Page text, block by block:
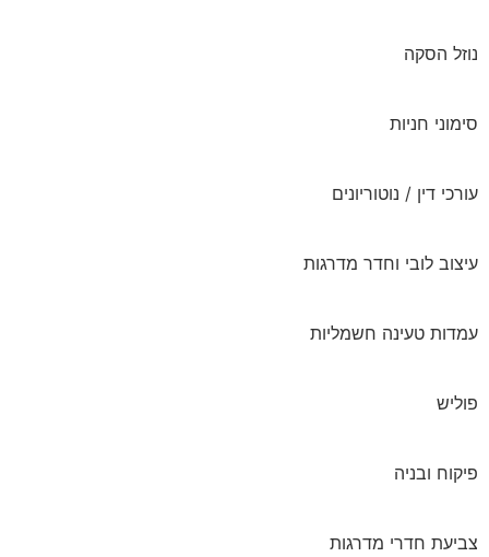
נוזל הסקה
סימוני חניות
עורכי דין / נוטוריונים
עיצוב לובי וחדר מדרגות
עמדות טעינה חשמליות
פוליש
פיקוח ובניה
צביעת חדרי מדרגות